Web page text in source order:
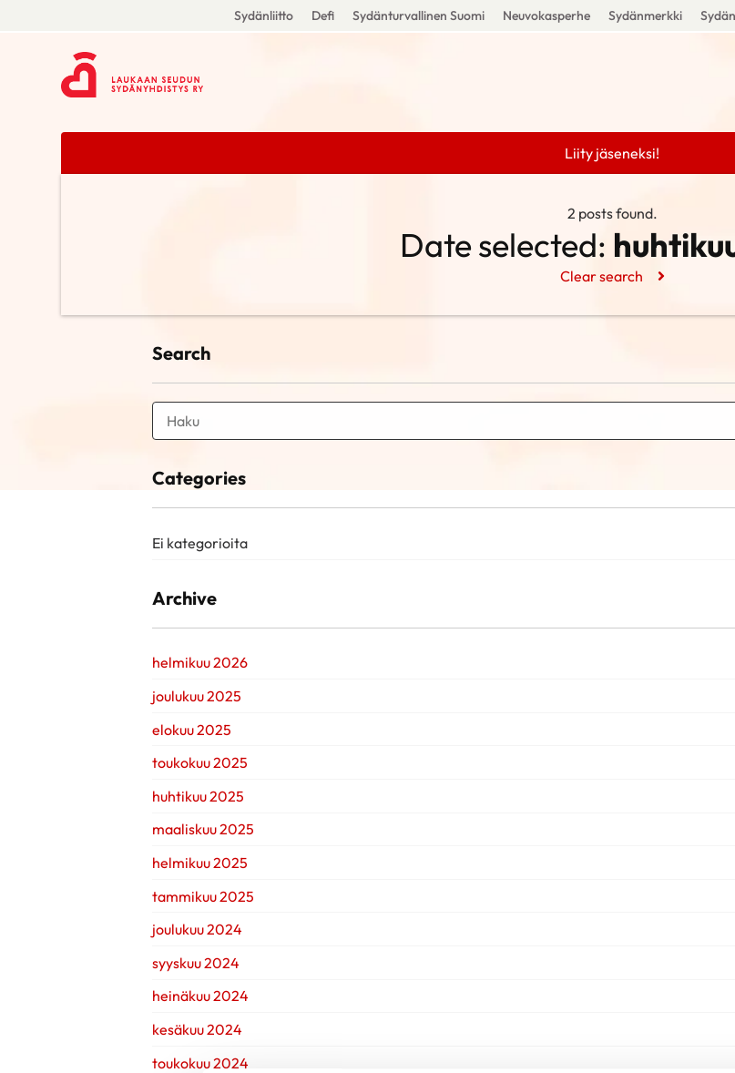
Sydänliitto Defi Sydänturvallinen Suomi Neuvokasperhe Sydänmerkki
Liity jäseneksi!
2 posts found.
Date selected:
Clear search
Search
Categories
Ei kategorioita
Archive
helmikuu 2026
joulukuu 2025
elokuu 2025
toukokuu 2025
huhtikuu 2025
maaliskuu 2025
helmikuu 2025
tammikuu 2025
joulukuu 2024
syyskuu 2024
heinäkuu 2024
kesäkuu 2024
toukokuu 2024